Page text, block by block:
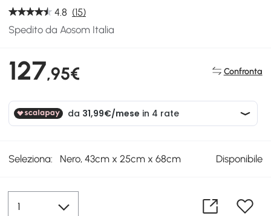
4.8 (15)
Spedito da Aosom Italia
127,95€ Confronta
Seleziona: Nero, 43cm x 25cm x 68cm Disponibile